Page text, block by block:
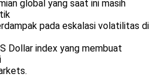
global yang saat ini masih
pada eskalasi volatilitas di
Dollar index yang membuat